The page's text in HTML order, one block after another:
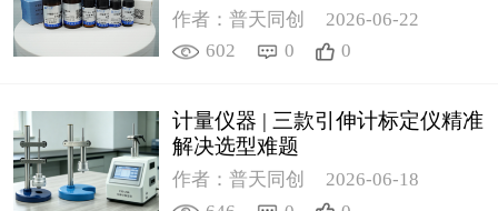
作者：普天同创
2026-06-22
602
0 0
计量仪器 | 三款引伸计标定仪精准
解决选型难题
作者：普天同创
2026-06-18